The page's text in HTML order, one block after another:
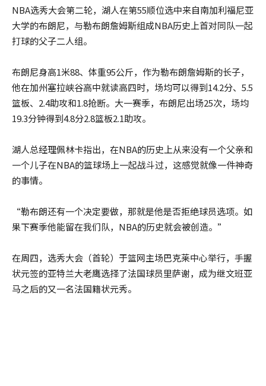
NBA选秀大会第二轮，湖人在第55顺位选中来自南加利福尼亚
大学的布朗尼，与勒布朗詹姆斯组成NBA历史上首对同队一起
打球的父子二人组。
布朗尼身高1米88、体重95公斤，作为勒布朗詹姆斯的长子，
他在加州塞拉峡谷高中就读高四时，场均可以得到14.2分、5.5
篮板、2.4助攻和1.8抢断。大一赛季，布朗尼出场25次，场均
19.3分钟得到4.8分2.8篮板2.1助攻。
湖人总经理佩林卡指出，在NBA的历史上从来没有一个父亲和
一个儿子在NBA的篮球场上一起战斗过，这感觉就像一件神奇
的事情。
“勒布朗还有一个决定要做，那就是他是否拒绝球员选项。如
果下赛季他能留在我们队，NBA的历史就会被创造。”
在周四，选秀大会（首轮）于篮网主场巴克莱中心举行，手握
状元签的亚特兰大老鹰选择了法国球员里萨谢，成为继文班亚
马之后的又一名法国籍状元秀。